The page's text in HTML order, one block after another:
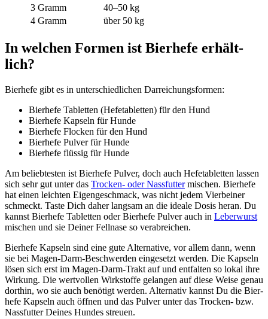
3 Gramm
40–50 kg
4 Gramm
über 50 kg
In wel­chen For­men ist Bier­he­fe erhält­
lich?
Bier­he­fe gibt es in unter­schied­li­chen Dar­rei­chungs­for­men:
Bier­he­fe Tablet­ten (Hef­e­ta­blet­ten) für den Hund
Bier­he­fe Kap­seln für Hun­de
Bier­he­fe Flo­cken für den Hund
Bier­he­fe Pul­ver für Hun­de
Bier­he­fe flüs­sig für Hun­de
Am belieb­tes­ten ist Bier­he­fe Pul­ver, doch auch Hef­e­ta­blet­ten las­sen
sich sehr gut unter das Tro­cken- oder Nass­fut­termischen. Bier­he­fe
hat einen leich­ten Eigen­ge­schmack, was nicht jedem Vier­bei­ner
schmeckt. Tas­te Dich daher lang­sam an die idea­le Dosis her­an. Du
kannst Bier­he­fe Tablet­ten oder Bier­he­fe Pul­ver auch in Leber­wurst
mischen und sie Dei­ner Fell­na­se so ver­ab­rei­chen.
Bier­he­fe Kap­seln sind eine gute Alter­na­ti­ve, vor allem dann, wenn
sie bei Magen-Darm-Beschwer­den ein­ge­setzt wer­den. Die Kap­seln
lösen sich erst im Magen-Darm-Trakt auf und ent­fal­ten so lokal ihre
Wir­kung. Die wert­vol­len Wirk­stof­fe gelan­gen auf die­se Wei­se genau
dort­hin, wo sie auch benö­tigt wer­den. Alter­na­tiv kannst Du die Bier­
he­fe Kap­seln auch öff­nen und das Pul­ver unter das Tro­cken- bzw.
Nass­fut­ter Dei­nes Hun­des streu­en.